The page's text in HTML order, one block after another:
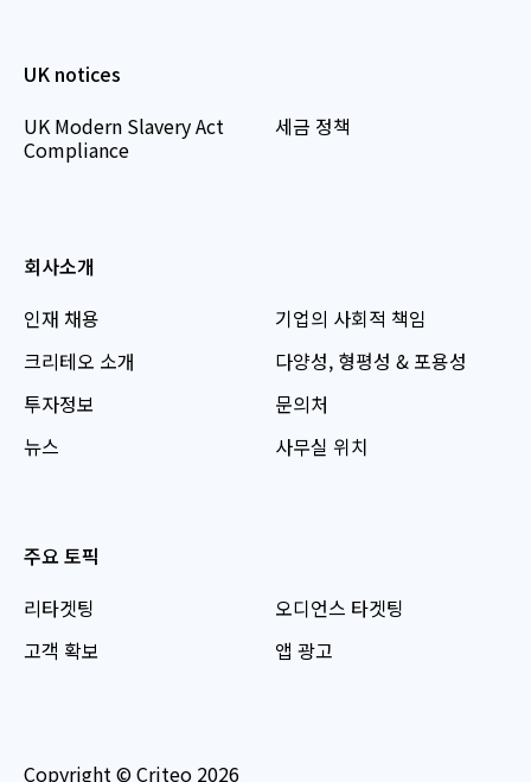
UK notices
UK Modern Slavery Act
Compliance
세금 정책
회사소개
인재 채용
크리테오 소개
투자정보
뉴스
기업의 사회적 책임
다양성, 형평성 & 포용성
문의처
사무실 위치
주요 토픽
리타겟팅
고객 확보
오디언스 타겟팅
앱 광고
Copyright © Criteo 2026